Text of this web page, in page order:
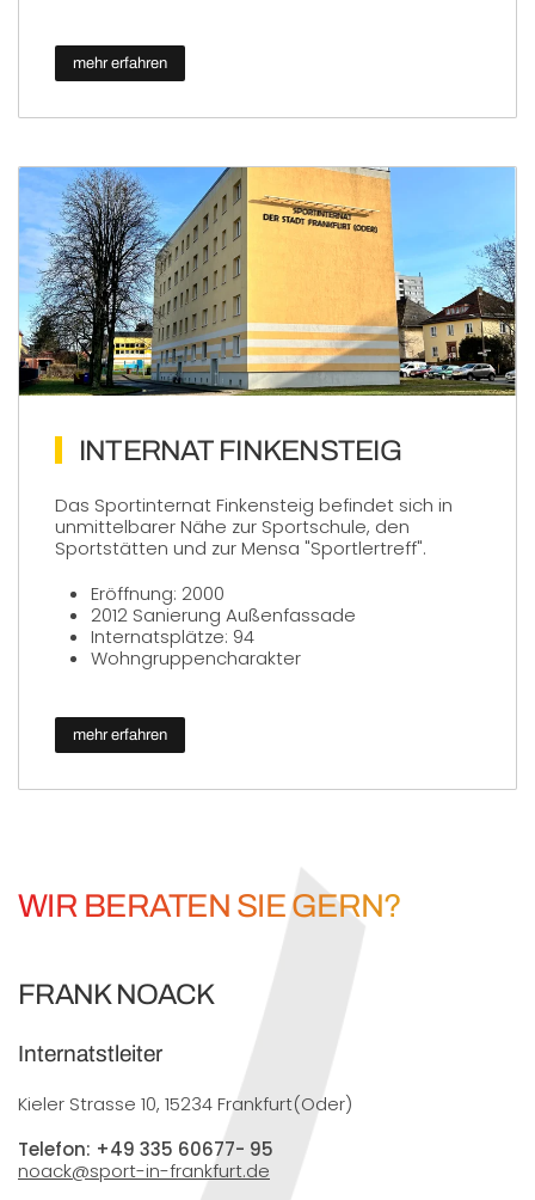
mehr erfahren
INTERNAT FINKENSTEIG
Das Sportinternat Finkensteig befindet sich in
unmittelbarer Nähe zur Sportschule, den
Sportstätten und zur Mensa "Sportlertreff".
Eröffnung: 2000
2012 Sanierung Außenfassade
Internatsplätze: 94
Wohngruppencharakter
mehr erfahren
WIR BERATEN SIE GERN?
FRANK NOACK
Internatstleiter
Kieler Strasse 10, 15234 Frankfurt(Oder)
Telefon: +49 335 60677- 95
noack@sport-in-frankfurt.de